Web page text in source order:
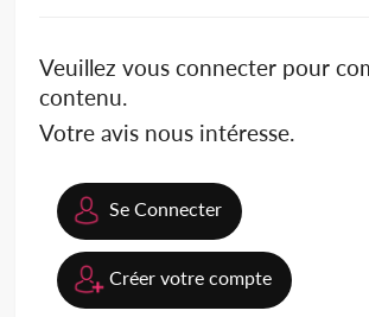
Veuillez vous connecter pour
contenu.
Votre avis nous intéresse.
Se Connecter
Créer votre compte